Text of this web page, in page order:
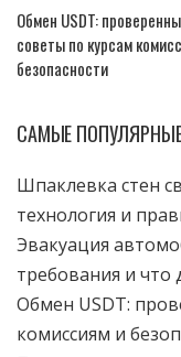
Обмен USDT:
советы по курсам
безопасности
САМЫЕ
Шпаклевка стен
технология и
Эвакуация
требования и
Обмен USDT:
комиссиям и